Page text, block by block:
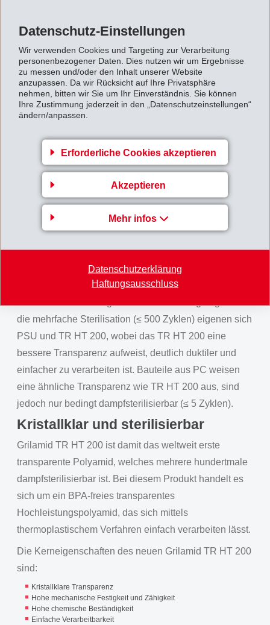
Datenschutz-Einstellungen
Wir verwenden Cookies und Targeting zur Verarbeitung
personenbezogener Daten. Dies nutzen wir um Ergebnisse
zu messen und/oder den Inhalt unserer Website
anzupassen. Da wir Rücksicht auf Ihre Privatsphäre
nehmen, bitten wir Sie um Ihr Einverständnis. Sie können
Ihre Zustimmung jederzeit in den „Datenschutzeinstellungen“
ändern/anpassen.
Erforderliche Cookies akzeptieren
Akzeptieren
Mehr infos
Datenschutzerklärung
Haftungsausschluss
Transparente Kunststoffe wie PC, ABS, PMMA, PS und
SAN, aber auch gewöhnliche amorphe PA, sind zum
Beispiel nicht für die mehrfache Dampfsterilisation
geeignet. Die Anzahl geeigneter transparenter
Nun hat EMS-GRIVORY für genau diesen Zweck ein
neues glasklares Hochleistungspolyamid entwickelt,
welches mehrere hundertmale dampfsterilisierbar und
somit mehrfach einsetzbar ist.
Der Grad der Wiederverwendbarkeit von
medizinischen Geräten und Instrumenten entscheidet
über die Auswahl des Kunststoffes. Werden die
genannten Kunststoffe maximal fünfmal sterilisiert, so
die mehrfache Sterilisation (≤ 500 Zyklen) eigenen sich
PSU und TR HT 200, wobei das TR HT 200 eine
bessere Transparenz aufweist, deutlich duktiler und
einfacher zu verarbeiten ist. Bauteile aus PC weisen
eine ähnliche Transparenz wie TR HT 200 aus, sind
jedoch nur bedingt dampfsterilisierbar (≤ 5 Zyklen).
Kristallklar und sterilisierbar
Grilamid TR HT 200 ist damit das weltweit erste
transparente Polyamid, welches mehrere hundertmale
dampfsterilisierbar ist. Bei diesem Produkt handelt es
sich um ein BPA-freies transparentes
Hochleistungspolyamid, das sich mittels
thermoplastischem Verfahren einfach verarbeiten lässt.
Die Kerneigenschaften des neuen Grilamid TR HT 200
sind:
Kristallklare Transparenz
Hohe mechanische Festigkeit und Zähigkeit
Hohe chemische Beständigkeit
Einfache Verarbeitbarkeit